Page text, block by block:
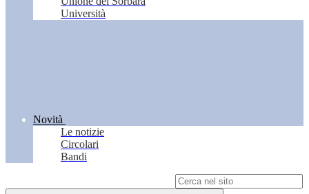
Università
Novità
Le notizie
Circolari
Bandi